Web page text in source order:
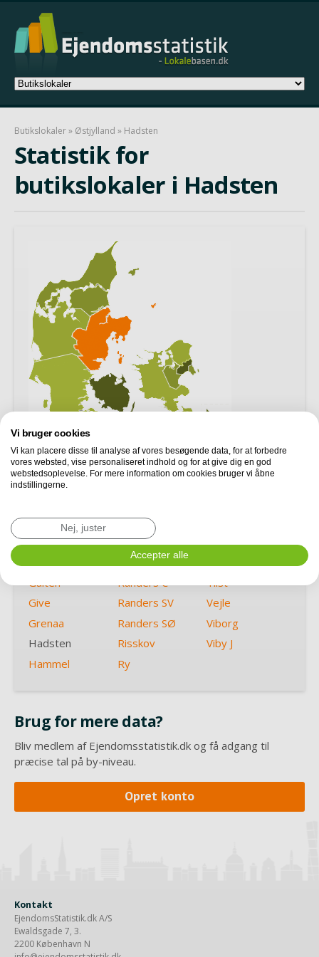
Butikslokaler» Østjylland » Hadsten
Statistik for
butikslokaler i Hadsten
Aarhus C Horsens
Ryomgård
Bjerringbro
Hørning
Ebeltoft
Mårslet
Silkeborg
Odder
Galten
Randers C
Tilst
Give
Randers SV
Vejle
Grenaa
Randers SØ
Viborg
Hadsten
Risskov
Viby J
Hammel
Ry
Brug for mere data?
Bliv medlem af Ejendomsstatistik.dk og få adgang til
præcise tal på by-niveau.
Opret konto
Kontakt
EjendomsStatistik.dk A/S
Ewaldsgade 7, 3.
2200 København N
Vi bruger cookies
Vi kan placere disse til analyse af vores besøgende data, for at forbedre
vores websted, vise personaliseret indhold og for at give dig en god
webstedsoplevelse. For mere information om cookies bruger vi åbne
indstillingerne.
Nej, juster
Accepter alle